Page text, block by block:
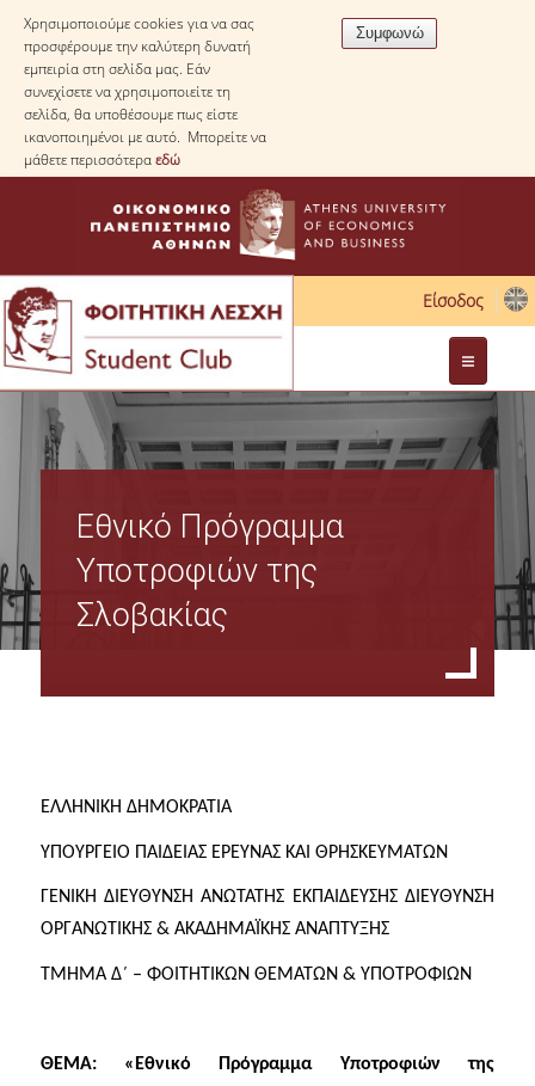
Χρησιμοποιούμε cookies για να σας
προσφέρουμε την καλύτερη δυνατή
εμπειρία στη σελίδα μας. Εάν
συνεχίσετε να χρησιμοποιείτε τη
σελίδα, θα υποθέσουμε πως είστε
ικανοποιημένοι με αυτό. Μπορείτε να
μάθετε περισσότεραεδώ
Είσοδος
Όργανα Διοίκησης
Σύνθεση Διοικητικού Συμβουλίου Φοιτητικής Λέσχης ΟΠΑ
Οικονομικές - Διοικητικές Υπηρεσίες & Υπηρεσίες Σίτισης
Υπηρεσίες Στέγασης & Υγειονομικές Υπηρεσίες
Υπηρεσίες Πολιτισμού & Αθλητισμού & Εκμάθησης Ξένων Γλωσσών
Φωτογραφικό Αρχείο
Σίτιση - Στέγαση
Εθνικό Πρόγραμμα
Υποτροφιών της
Σλοβακίας
ΕΛΛΗΝΙΚΗ ΔΗΜΟΚΡΑΤΙΑ
ΥΠΟΥΡΓΕΙΟ ΠΑΙΔΕΙΑΣ ΕΡΕΥΝΑΣ ΚΑΙ ΘΡΗΣΚΕΥΜΑΤΩΝ
ΓΕΝΙΚΗ ΔΙΕΥΘΥΝΣΗ ΑΝΩΤΑΤΗΣ ΕΚΠΑΙΔΕΥΣΗΣ ΔΙΕΥΘΥΝΣΗ
ΟΡΓΑΝΩΤΙΚΗΣ & ΑΚΑΔΗΜΑΪΚΗΣ ΑΝΑΠΤΥΞΗΣ
ΤΜΗΜΑ Δ΄ – ΦΟΙΤΗΤΙΚΩΝ ΘΕΜΑΤΩΝ & ΥΠΟΤΡΟΦΙΩΝ
ΘΕΜΑ: «Εθνικό Πρόγραμμα Υποτροφιών της